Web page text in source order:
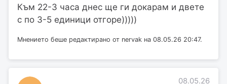
Към 22-3 часа днес ще ги докарам и двете
с по 3-5 единици отгоре)))))
Мнението беше редактирано от nervak на 08.05.26 20:47.
08.05.26